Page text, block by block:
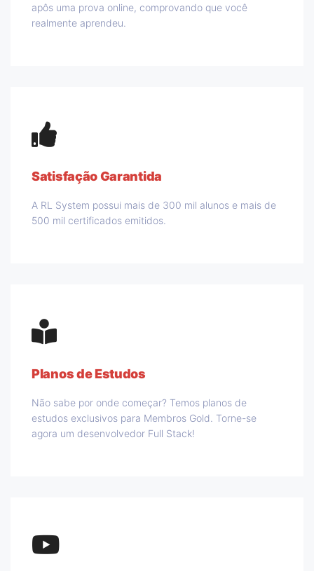
apôs uma prova online, comprovando que você
realmente aprendeu.
Satisfação Garantida
A RL System possui mais de 300 mil alunos e mais de
500 mil certificados emitidos.
Planos de Estudos
Não sabe por onde começar? Temos planos de
estudos exclusivos para Membros Gold. Torne-se
agora um desenvolvedor Full Stack!